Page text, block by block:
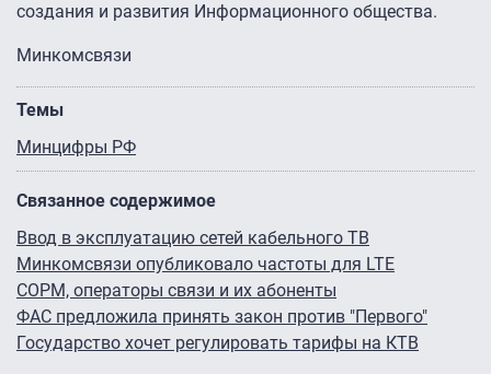
создания и развития Информационного общества.
Минкомсвязи
Темы
Минцифры РФ
Связанное содержимое
Ввод в эксплуатацию сетей кабельного ТВ
Минкомсвязи опубликовало частоты для LTE
COPM, операторы связи и их абоненты
ФАС предложила принять закон против "Первого"
Государство хочет регулировать тарифы на КТВ